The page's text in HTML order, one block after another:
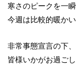
寒さのピークを一瞬
今週は比較的暖か
非常事態宣言の下、
皆様いかがお過ごし